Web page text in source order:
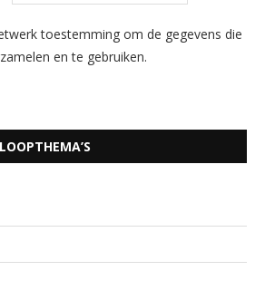
toestemming om de gegevens die
en te gebruiken.